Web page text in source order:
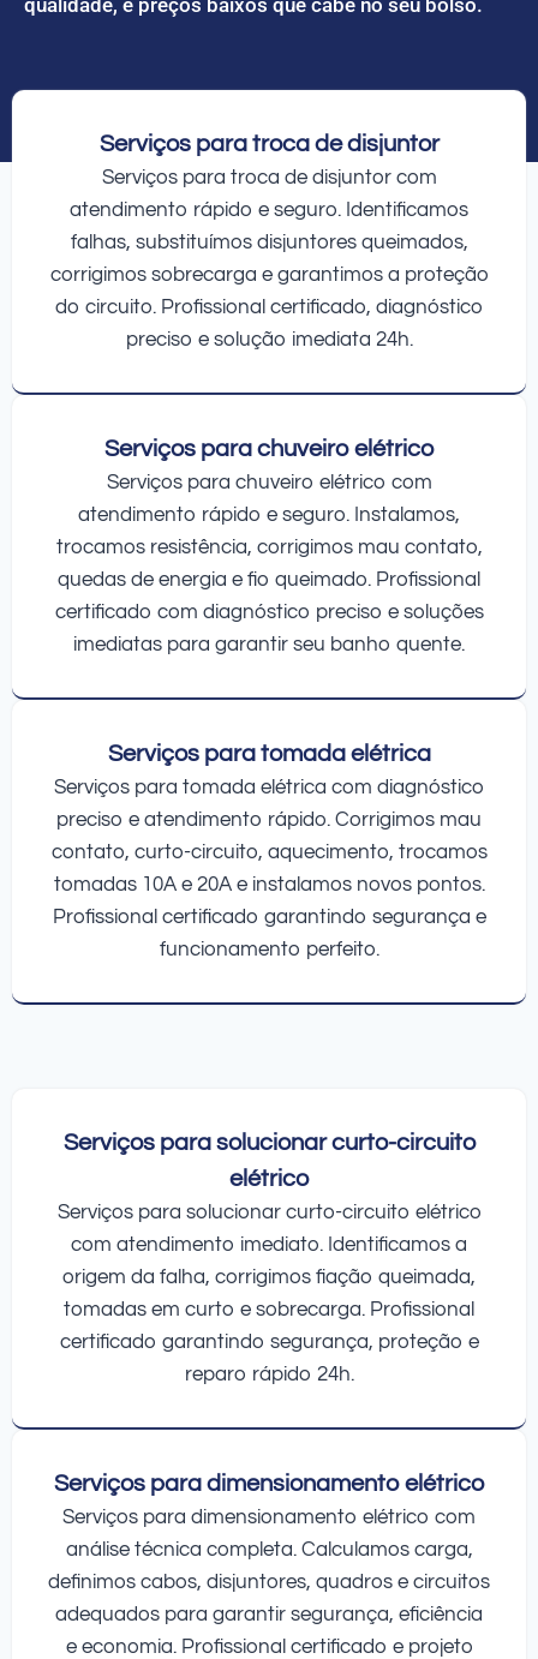
Serviços para troca de disjuntor
Serviços para troca de disjuntor com
atendimento rápido e seguro. Identificamos
falhas, substituímos disjuntores queimados,
corrigimos sobrecarga e garantimos a proteção
do circuito. Profissional certificado, diagnóstico
preciso e solução imediata 24h.
Serviços para chuveiro elétrico
Serviços para chuveiro elétrico com
atendimento rápido e seguro. Instalamos,
trocamos resistência, corrigimos mau contato,
quedas de energia e fio queimado. Profissional
certificado com diagnóstico preciso e soluções
imediatas para garantir seu banho quente.
Serviços para tomada elétrica
Serviços para tomada elétrica com diagnóstico
preciso e atendimento rápido. Corrigimos mau
contato, curto-circuito, aquecimento, trocamos
tomadas 10A e 20A e instalamos novos pontos.
Profissional certificado garantindo segurança e
funcionamento perfeito.
Serviços para solucionar curto-circuito
elétrico
Serviços para solucionar curto-circuito elétrico
com atendimento imediato. Identificamos a
origem da falha, corrigimos fiação queimada,
tomadas em curto e sobrecarga. Profissional
certificado garantindo segurança, proteção e
reparo rápido 24h.
Serviços para dimensionamento elétrico
Serviços para dimensionamento elétrico com
análise técnica completa. Calculamos carga,
definimos cabos, disjuntores, quadros e circuitos
adequados para garantir segurança, eficiência
e economia. Profissional certificado e projeto